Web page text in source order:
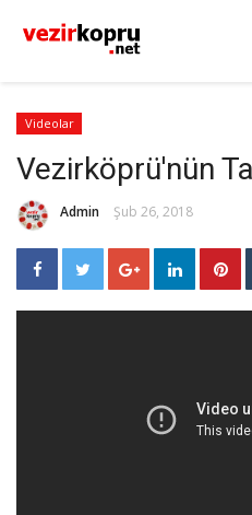
Videolar
Vezirköprü'nün
Admin Şub 26, 2018